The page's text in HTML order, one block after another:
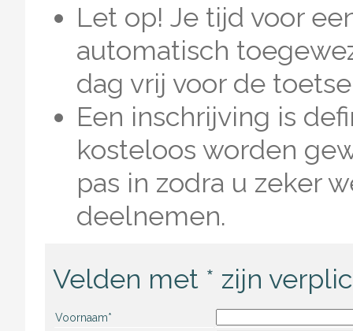
Let op! Je tijd voor
automatisch
dag vrij voor de
Een inschrijving is
kosteloos worden
pas in zodra u zeker
deelnemen.
Velden met * zijn
Voornaam*